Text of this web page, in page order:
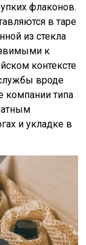
флаконов.
в таре
из стекла
к
контексте
вроде
компании типа
и укладке в